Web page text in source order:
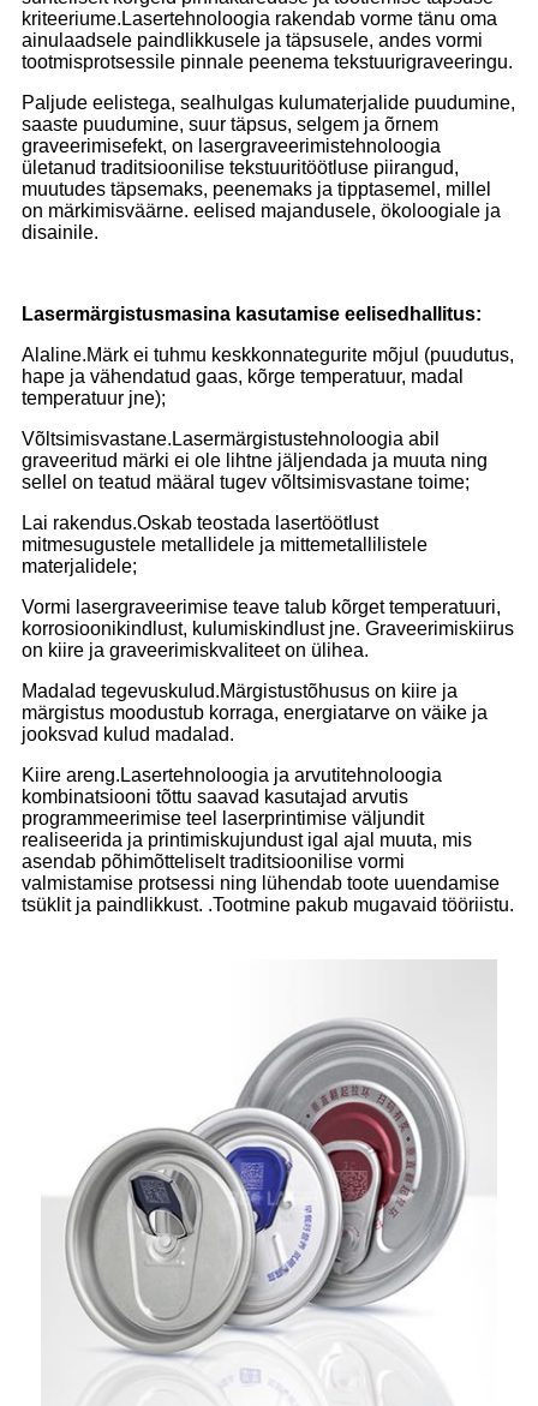
kriteeriume.Lasertehnoloogia rakendab vorme tänu oma
ainulaadsele paindlikkusele ja täpsusele, andes vormi
tootmisprotsessile pinnale peenema tekstuurigraveeringu.
Paljude eelistega, sealhulgas kulumaterjalide puudumine,
saaste puudumine, suur täpsus, selgem ja õrnem
graveerimisefekt, on lasergraveerimistehnoloogia
ületanud traditsioonilise tekstuuritöötluse piirangud,
muutudes täpsemaks, peenemaks ja tipptasemel, millel
on märkimisväärne. eelised majandusele, ökoloogiale ja
disainile.
Lasermärgistusmasina kasutamise eelised hallitus:
Alaline.Märk ei tuhmu keskkonnategurite mõjul (puudutus,
hape ja vähendatud gaas, kõrge temperatuur, madal
temperatuur jne);
Võltsimisvastane.Lasermärgistustehnoloogia abil
graveeritud märki ei ole lihtne jäljendada ja muuta ning
sellel on teatud määral tugev võltsimisvastane toime;
Lai rakendus.Oskab teostada lasertöötlust
mitmesugustele metallidele ja mittemetallilistele
materjalidele;
Vormi lasergraveerimise teave talub kõrget temperatuuri,
korrosioonikindlust, kulumiskindlust jne. Graveerimiskiirus
on kiire ja graveerimiskvaliteet on ülihea.
Madalad tegevuskulud.Märgistustõhusus on kiire ja
märgistus moodustub korraga, energiatarve on väike ja
jooksvad kulud madalad.
Kiire areng.Lasertehnoloogia ja arvutitehnoloogia
kombinatsiooni tõttu saavad kasutajad arvutis
programmeerimise teel laserprintimise väljundit
realiseerida ja printimiskujundust igal ajal muuta, mis
asendab põhimõtteliselt traditsioonilise vormi
valmistamise protsessi ning lühendab toote uuendamise
tsüklit ja paindlikkust. .Tootmine pakub mugavaid tööriistu.